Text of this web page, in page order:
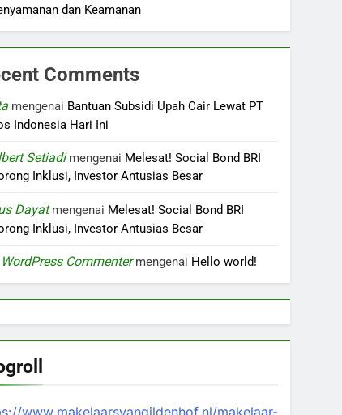
dan Keamanan
Comments
mengenai Bantuan Subsidi Upah Cair Lewat PT
Indonesia Hari Ini
Setiadimengenai Melesat! Social Bond BRI
Inklusi, Investor Antusias Besar
Dayatmengenai Melesat! Social Bond BRI
Inklusi, Investor Antusias Besar
Commentermengenai Hello world!
www.makelaarsvangildenhof.nl/makelaar-